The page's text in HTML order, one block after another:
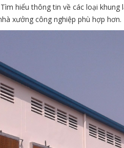
hiểu thông tin về các loại
xưởng công nghiệp phù hợp hơn.